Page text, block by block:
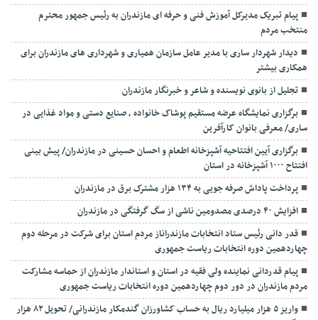
پیام تبریک مدیرکل آموزش فنی و حرفه ای مازندران به رئیس جمهور محترم
منتخب مردم
دیدار شهردار ساری با مدیر عامل سازمان همیاری و شهرداری های مازندران برای
همکاری بیشتر
تجلیل از بانوی نویسنده و شاعر و خبرنگار مازندران
برگزاری نمایشگاه عرضه مستقیم پوشاک خانواده ، صنایع دستی و مواد غذایی در
ساری/ معرفی بانوان کارآفرین
برگزاری آیین افتتاحیه آشپزخانه اطعام و احسان حسینی در مازندران/ پیش بینی
افتتاح ۱۰۰۰ آشپزخانه در استان
پرداخت پاداش صرفه جویی به ۱۳۴ هزار مشترک برق در مازندران
افزایش ۴۰ درصدی مصدومین ناشی از سگ گرفتگی در مازندران
قدر دانی رئیس ستاد انتخابات مازندراناز مردم استان برای شرکت در مرحله دوم
چهاردهمین دوره انتخابات ریاست جمهوری
پیام قدردانی نماینده ولی فقیه در استان و استاندار مازندران از حماسه مشارکت
مردم مازندران در دور دوم چهاردهمین دوره انتخابات ریاست جمهوری
واریز ۵ هزار میلیارد ریال به حساب کشاورزان گندمکار مازندرانی/ تحویل ۸۲ هزار